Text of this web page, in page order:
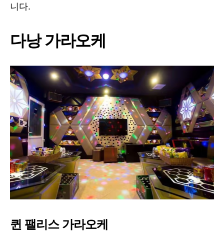
니다.
다낭 가라오케
퀸 팰리스 가라오케